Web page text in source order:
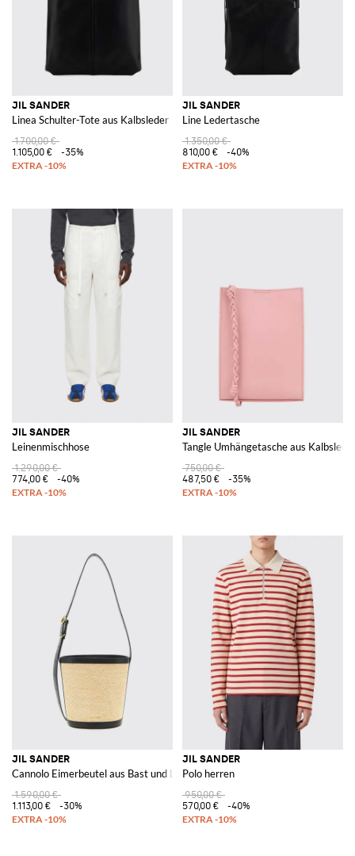
JIL SANDER
Linea Schulter-Tote aus Kalbsleder
1.700,00 €
1.105,00 €
-35%
JIL SANDER
Line Ledertasche
1.350,00 €
810,00 €
-40%
JIL SANDER
Leinenmischhose
1.290,00 €
774,00 €
-40%
JIL SANDER
Tangle Umhängetasche aus
750,00 €
487,50 €
-35%
JIL SANDER
Cannolo Eimerbeutel aus Bast und Leder
1.590,00 €
1.113,00 €
-30%
JIL SANDER
Polo herren
950,00 €
570,00 €
-40%